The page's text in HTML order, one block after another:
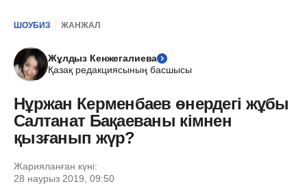
ШОУБИЗ ЖАНЖАЛ
Жұлдыз Кенжегалиева
Қазақ редакциясының басшысы
Нұржан Керменбаев өнердегі жұбы
Салтанат Бақаеваны кімнен
қызғанып жүр?
Жарияланған күні:
28 наурыз 2019, 09:50